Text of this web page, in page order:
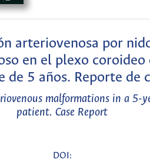
arteriovenosa por
en el plexo coroideo
de 5 años. Reporte de
malformations in a 5-
patient. Case Report
DOI: